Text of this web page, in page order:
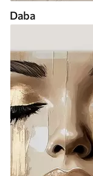
Daba